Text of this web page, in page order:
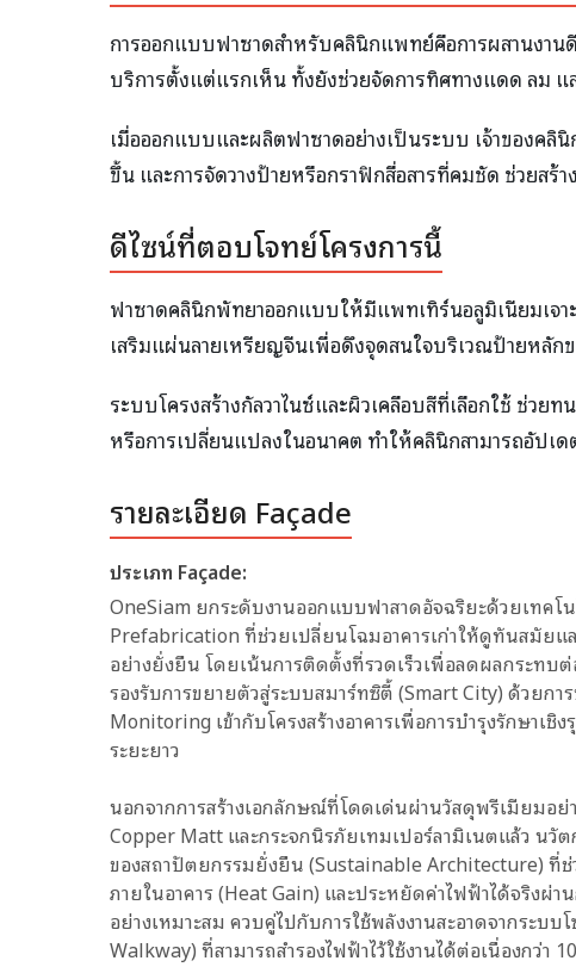
การออกแบบฟาซาดสำหรับคลินิกแพทย์คือการผสานงาน
บริการตั้งแต่แรกเห็น ทั้งยังช่วยจัดการทิศทางแดด ลม
เมื่อออกแบบและผลิตฟาซาดอย่างเป็นระบบ เจ้าของคลิ
ขึ้น และการจัดวางป้ายหรือกราฟิกสื่อสารที่คมชัด ช่วยสร้า
ดีไซน์ที่ตอบโจทย์โครงการนี้
ฟาซาดคลินิกพัทยาออกแบบให้มีแพทเทิร์นอลูมิเนียมเจ
เสริมแผ่นลายเหรียญจีนเพื่อดึงจุดสนใจบริเวณป้ายหลัก
ระบบโครงสร้างกัลวาไนซ์และผิวเคลือบสีที่เลือกใช้ ช่ว
หรือการเปลี่ยนแปลงในอนาคต ทำให้คลินิกสามารถอัป
รายละเอียด Façade
ประเภท Façade:
OneSiam ยกระดับงานออกแบบฟาสาดอัจฉริยะด้วยเทคโ
Prefabrication ที่ช่วยเปลี่ยนโฉมอาคารเก่าให้ดูทันสมัย
อย่างยั่งยืน โดยเน้นการติดตั้งที่รวดเร็วเพื่อลดผลกระทบต่
รองรับการขยายตัวสู่ระบบสมาร์ทซิตี้ (Smart City) ด้วยกา
Monitoring เข้ากับโครงสร้างอาคารเพื่อการบำรุงรักษาเ
ระยะยาว
นอกจากการสร้างเอกลักษณ์ที่โดดเด่นผ่านวัสดุพรีเมียมอ
Copper Matt และกระจกนิรภัยเทมเปอร์ลามิเนตแล้ว นวั
ของสถาปัตยกรรมยั่งยืน (Sustainable Architecture) ที่
ภายในอาคาร (Heat Gain) และประหยัดค่าไฟฟ้าได้จริงผ่า
อย่างเหมาะสม ควบคู่ไปกับการใช้พลังงานสะอาดจากระบบ
Walkway) ที่สามารถสำรองไฟฟ้าไว้ใช้งานได้ต่อเนื่องกว่า